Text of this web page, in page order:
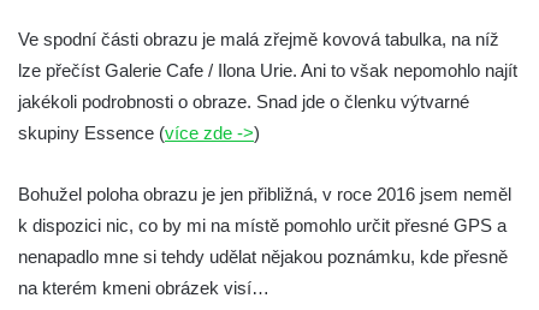
Socha Vydry si hrají v ZOO Hluboká
Socha Přátelství v ZOO Hluboká
Socha Matka příroda v ZOO Hluboká
Socha Kudlanka v ZOO Hluboká
Socha Vlčice s mládětem v ZOO Hluboká
Socha Rys číhající na srnu v ZOO Hluboká
Ve spodní části obrazu je malá zřejmě kovová tabulka, na níž
lze přečíst Galerie Cafe / Ilona Urie. Ani to však nepomohlo najít
jakékoli podrobnosti o obraze. Snad jde o členku výtvarné
skupiny Essence (více zde ->)
Bohužel poloha obrazu je jen přibližná, v roce 2016 jsem neměl
k dispozici nic, co by mi na místě pomohlo určit přesné GPS a
nenapadlo mne si tehdy udělat nějakou poznámku, kde přesně
na kterém kmeni obrázek visí…